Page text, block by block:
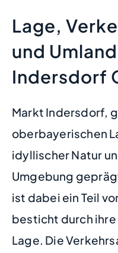
Lage,
und
Indersdorf
Markt Indersdorf,
oberbayerischen
idyllischer Natur
Umgebung
ist dabei ein Teil
besticht durch
Lage. Die